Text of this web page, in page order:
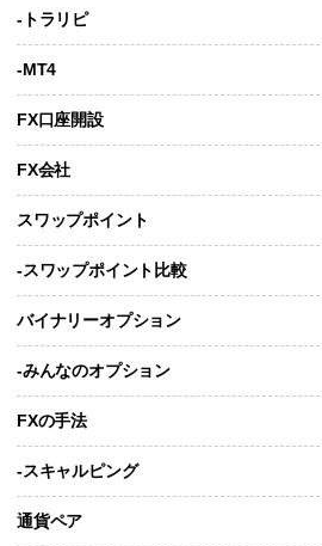
-トラリピ
-MT4
FX口座開設
FX会社
スワップポイント
-スワップポイント比較
バイナリーオプション
-みんなのオプション
FXの手法
-スキャルピング
通貨ペア